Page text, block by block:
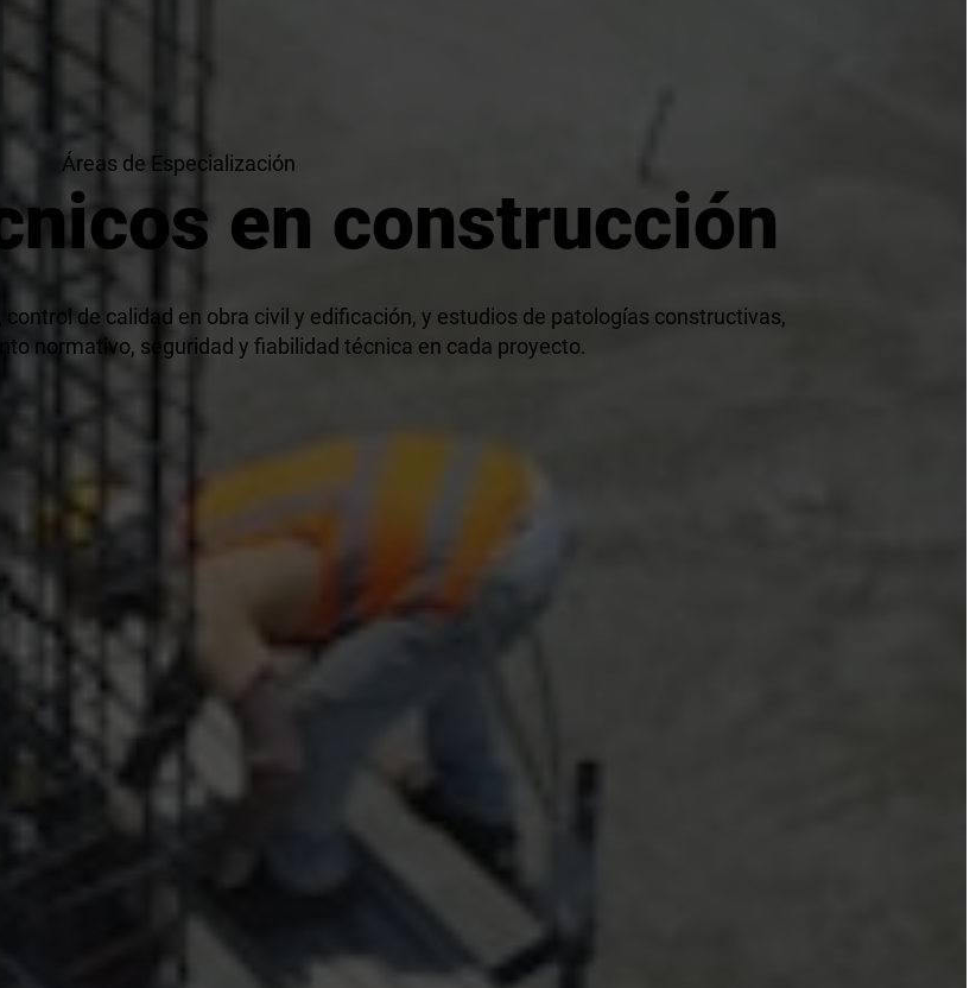
Áreas de Especialización
en construcción
de calidad en obra civil y edificación, y estudios de patologías constructivas,
normativo, seguridad y fiabilidad técnica en cada proyecto.